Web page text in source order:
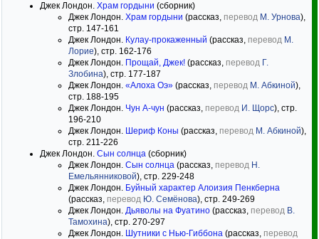
Джек Лондон. Храм гордыни (сборник)
Джек Лондон. Храм гордыни (рассказ, перевод М. Урнова),
стр. 147-161
Джек Лондон. Кулау-прокаженный (рассказ, перевод М.
Лорие), стр. 162-176
Джек Лондон. Прощай, Джек! (рассказ, перевод Г.
Злобина), стр. 177-187
Джек Лондон. «Алоха Оэ» (рассказ, перевод М. Абкиной),
стр. 188-195
Джек Лондон. Чун А-чун (рассказ, перевод И. Щорс), стр.
196-210
Джек Лондон. Шериф Коны (рассказ, перевод М. Абкиной),
стр. 211-226
Джек Лондон. Сын солнца (сборник)
Джек Лондон. Сын солнца (рассказ, перевод Н.
Емельянниковой), стр. 229-248
Джек Лондон. Буйный характер Алоизия Пенкберна
(рассказ, перевод Ю. Семёнова), стр. 249-269
Джек Лондон. Дьяволы на Фуатино (рассказ, перевод В.
Тамохина), стр. 270-297
Джек Лондон. Шутники с Нью-Гиббона (рассказ, перевод